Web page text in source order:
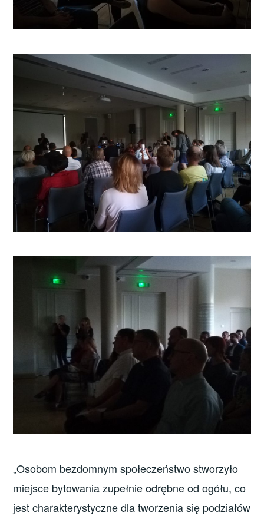
„Osobom bezdomnym społeczeństwo stworzyło
miejsce bytowania zupełnie odrębne od ogółu, co
jest charakterystyczne dla tworzenia się podziałów